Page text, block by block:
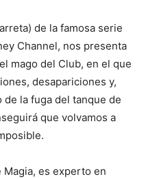
de la famosa serie
Channel, nos presenta
mago del Club, en el que
desapariciones y,
la fuga del tanque de
que volvamos a
Magia, es experto en